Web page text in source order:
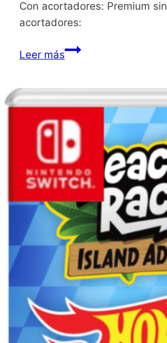
Con acortadores: Premium sin
acortadores:
Leer másValfaris